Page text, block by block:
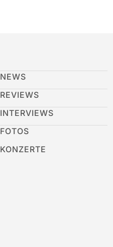
NEWS
REVIEWS
INTERVIEWS
FOTOS
KONZERTE